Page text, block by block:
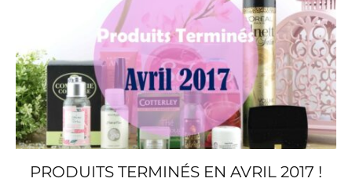
PRODUITS TERMINÉS EN AVRIL 2017 !